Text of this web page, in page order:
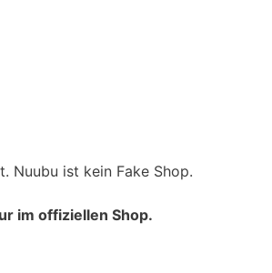
Nuubu ist kein Fake Shop.
im offiziellen Shop.